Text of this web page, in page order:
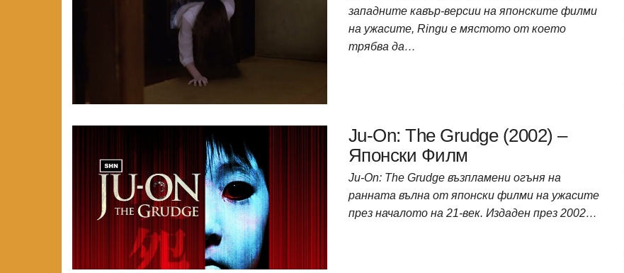
западните кавър-версии на японските филми
на ужасите, Ringu е мястото от което
трябва да…
Ju-On: The Grudge (2002) –
Японски Филм
Ju-On: The Grudge възпламени огъня на
ранната вълна от японски филми на ужасите
през началото на 21-век. Издаден през 2002…